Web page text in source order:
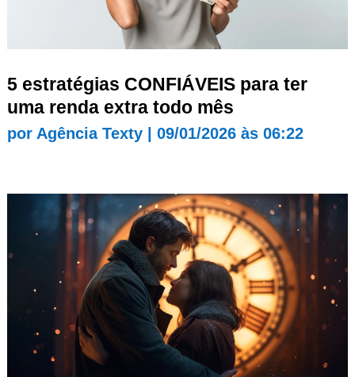
5 estratégias CONFIÁVEIS para ter
uma renda extra todo mês
por Agência Texty| 09/01/2026 às 06:22